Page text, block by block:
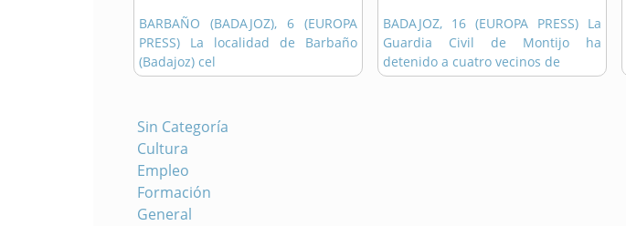
BARBAÑO (BADAJOZ), 6 (EUROPA
PRESS) La localidad de Barbaño
(Badajoz) cel
BADAJOZ, 16 (EUROPA PRESS) La
Guardia Civil de Montijo ha
detenido a cuatro vecinos de
Sin Categoría
Cultura
Empleo
Formación
General